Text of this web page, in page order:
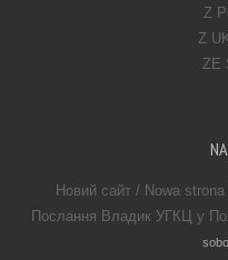
Z
Z
ZE
Новий сайт / Nowa
Послання Владик УГКЦ у